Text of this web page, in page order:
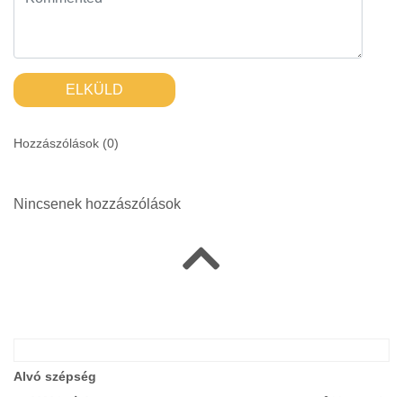
ELKÜLD
Hozzászólások (0)
Nincsenek hozzászólások
Alvó szépség